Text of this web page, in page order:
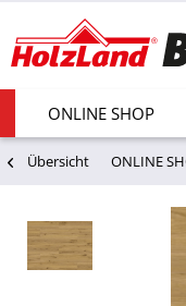
ONLINE SHOP
Übersicht ONLINE